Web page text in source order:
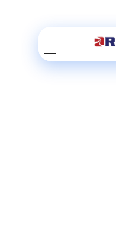
Rogesil